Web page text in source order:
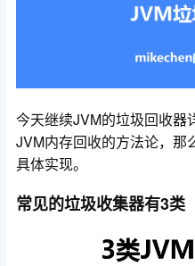
今天继续JVM的垃圾回收器
JVM内存回收的方法论，那
具体实现。
常见的垃圾收集器有3类